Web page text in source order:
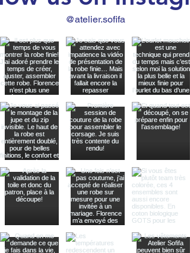
avant de les coudre
@atelier.sofifa